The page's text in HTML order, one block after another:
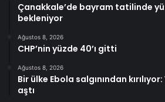
Çanakkale’de bayram tatilinde
bekleniyor
Ağustos 8, 2026
CHP’nin yüzde 40’ı gitti
Ağustos 8, 2026
Bir ülke Ebola salgınından
aştı